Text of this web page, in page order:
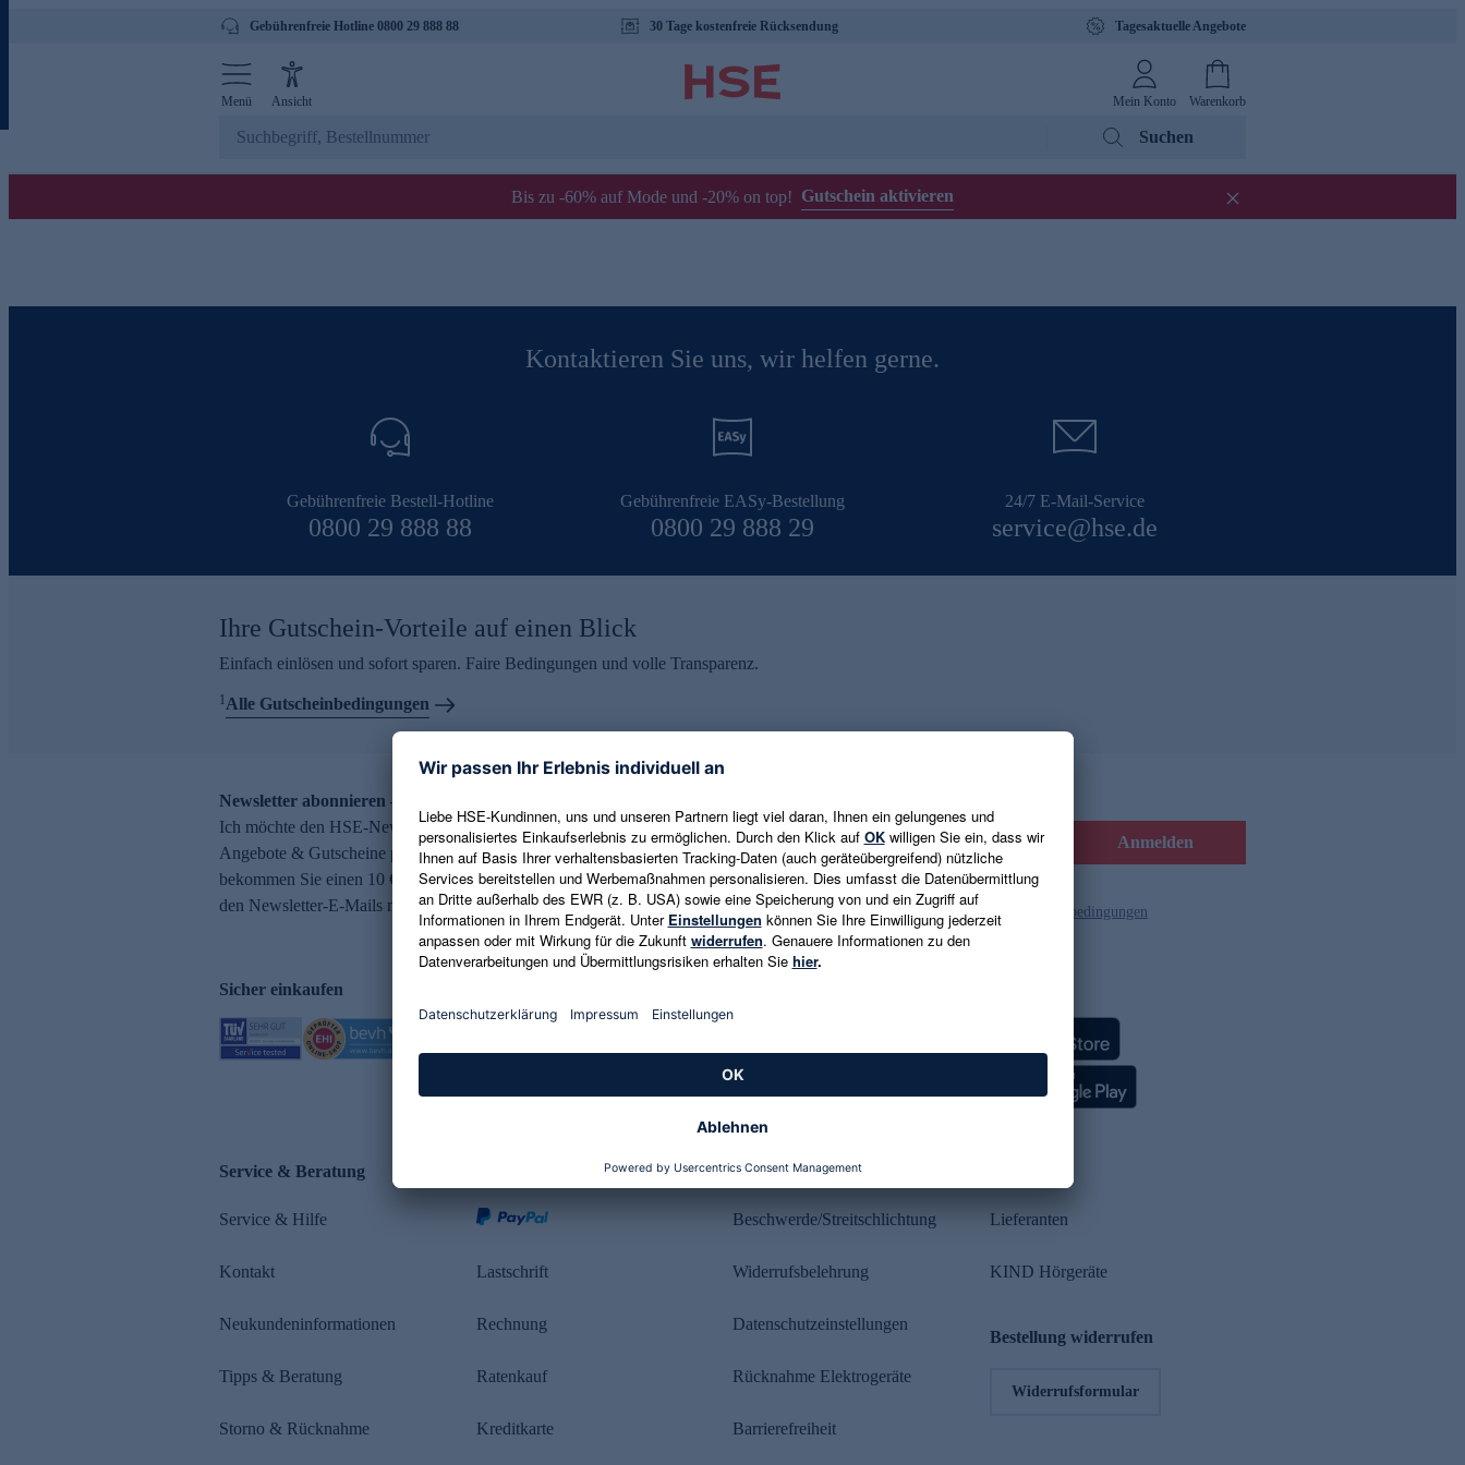
Gebührenfreie Hotline 0800 29 888 88 30 Tage kostenfreie Rücksendung Tagesaktuelle Angebote
Menü Ansicht Mein Konto Warenkorb
Suchen
Bis zu -60% auf Mode und -20% on top! Gutschein aktivieren
Kontaktieren Sie uns, wir helfen gerne.
Gebührenfreie Bestell-Hotline
0800 29 888 88
Gebührenfreie EASy-Bestellung
0800 29 888 29
24/7 E-Mail-Service
service@hse.de
Ihre Gutschein-Vorteile auf einen Blick
Einfach einlösen und sofort sparen. Faire Bedingungen und volle Transparenz.
1Alle Gutscheinbedingungen
Newsletter abonnieren – 10 € Gutschein erhalten
Ich möchte den HSE-Newsletter abonnieren und aktuelle Trends,
Angebote & Gutscheine per E-Mail erhalten. Als Dankeschön
bekommen Sie einen 10 € Gutschein. Eine Abmeldung ist jederzeit in
den Newsletter-E-Mails möglich.
E-Mail-Adresse eingeben Anmelden
Es gelten die Datenschutzrichtlinien und die Gutscheinbedingungen
Sicher einkaufen
Service & Beratung
Service & Hilfe
Kontakt
Neukundeninformationen
Tipps & Beratung
Storno & Rücknahme
Lastschrift
Rechnung
Ratenkauf
Kreditkarte
Rechtliches
Beschwerde/Streitschlichtung
Widerrufsbelehrung
Datenschutzeinstellungen
Rücknahme Elektrogeräte
Barrierefreiheit
Lieferanten
KIND Hörgeräte
Bestellung widerrufen
Widerrufsformular